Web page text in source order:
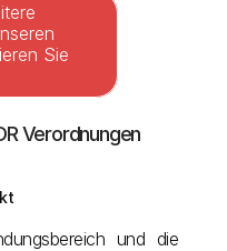
Sie
Verordnungen
und die